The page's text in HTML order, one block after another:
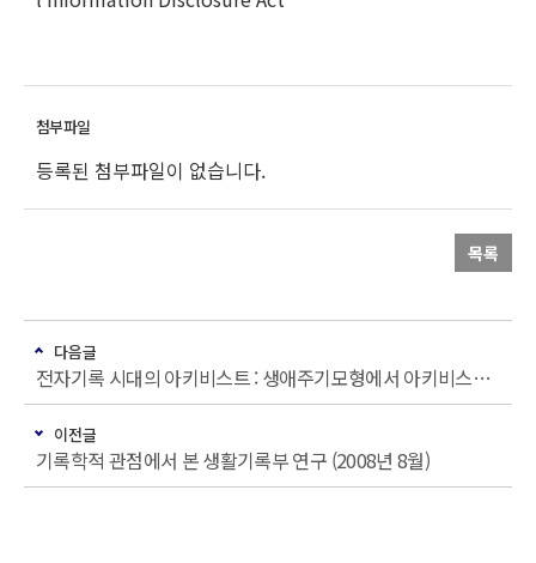
등록된 첨부파일이 없습니다.
목록
다음글
전자기록 시대의 아키비스트 : 생애주기모형에서 아키비스트의 위상 변화를 중심으로 (2008년 8월)
이전글
기록학적 관점에서 본 생활기록부 연구 (2008년 8월)